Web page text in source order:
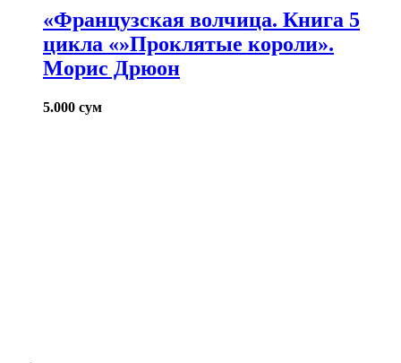
«Французская волчица. Книга 5
цикла «»Проклятые короли».
Морис Дрюон
5.000 сум